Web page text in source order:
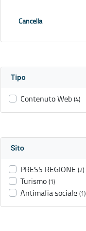
Cancella
Tipo
Contenuto Web (4)
Sito
PRESS REGIONE (2)
Turismo (1)
Antimafia sociale (1)